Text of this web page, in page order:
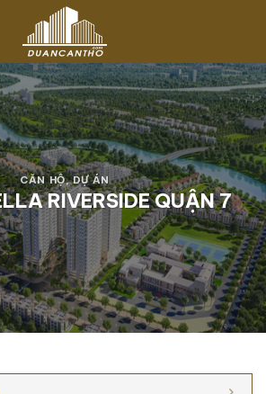
CĂN HỘ,DỰ ÁN
RIVERSIDE QUẬN 7